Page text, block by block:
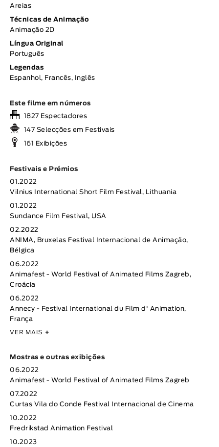
Areias
Técnicas de Animação
Animação 2D
Língua Original
Português
Legendas
Espanhol, Francês, Inglês
Este filme em números
1827 Espectadores
147 Selecções em Festivais
161 Exibições
Festivais e Prémios
01.2022
Vilnius International Short Film Festival, Lithuania
01.2022
Sundance Film Festival, USA
02.2022
ANIMA, Bruxelas Festival Internacional de Animação,
Bélgica
06.2022
Animafest - World Festival of Animated Films Zagreb,
Croácia
06.2022
Annecy - Festival International du Film d' Animation,
França
VER MAIS +
Mostras e outras exibições
06.2022
Animafest - World Festival of Animated Films Zagreb
07.2022
Curtas Vila do Conde Festival Internacional de Cinema
10.2022
Fredrikstad Animation Festival
10.2023